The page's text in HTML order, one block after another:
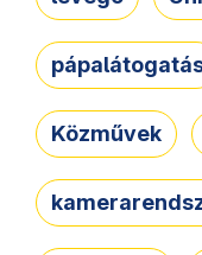
Közművek